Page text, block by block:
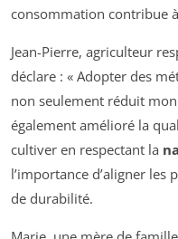
consommation contribue
Jean-Pierre, agriculteur
déclare : « Adopter des
non seulement réduit
également amélioré la
cultiver en respectant la
l’importance d’aligner les
de durabilité.